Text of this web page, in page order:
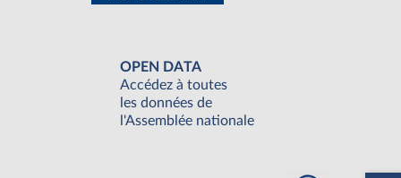
OPEN DATA
Accédez à toutes
les données de
l'Assemblée nationale